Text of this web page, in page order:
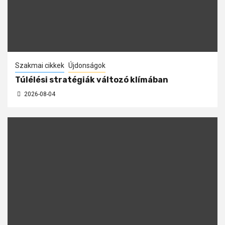
Szakmai cikkek Újdonságok
Túlélési stratégiák változó klímában
2026-08-04